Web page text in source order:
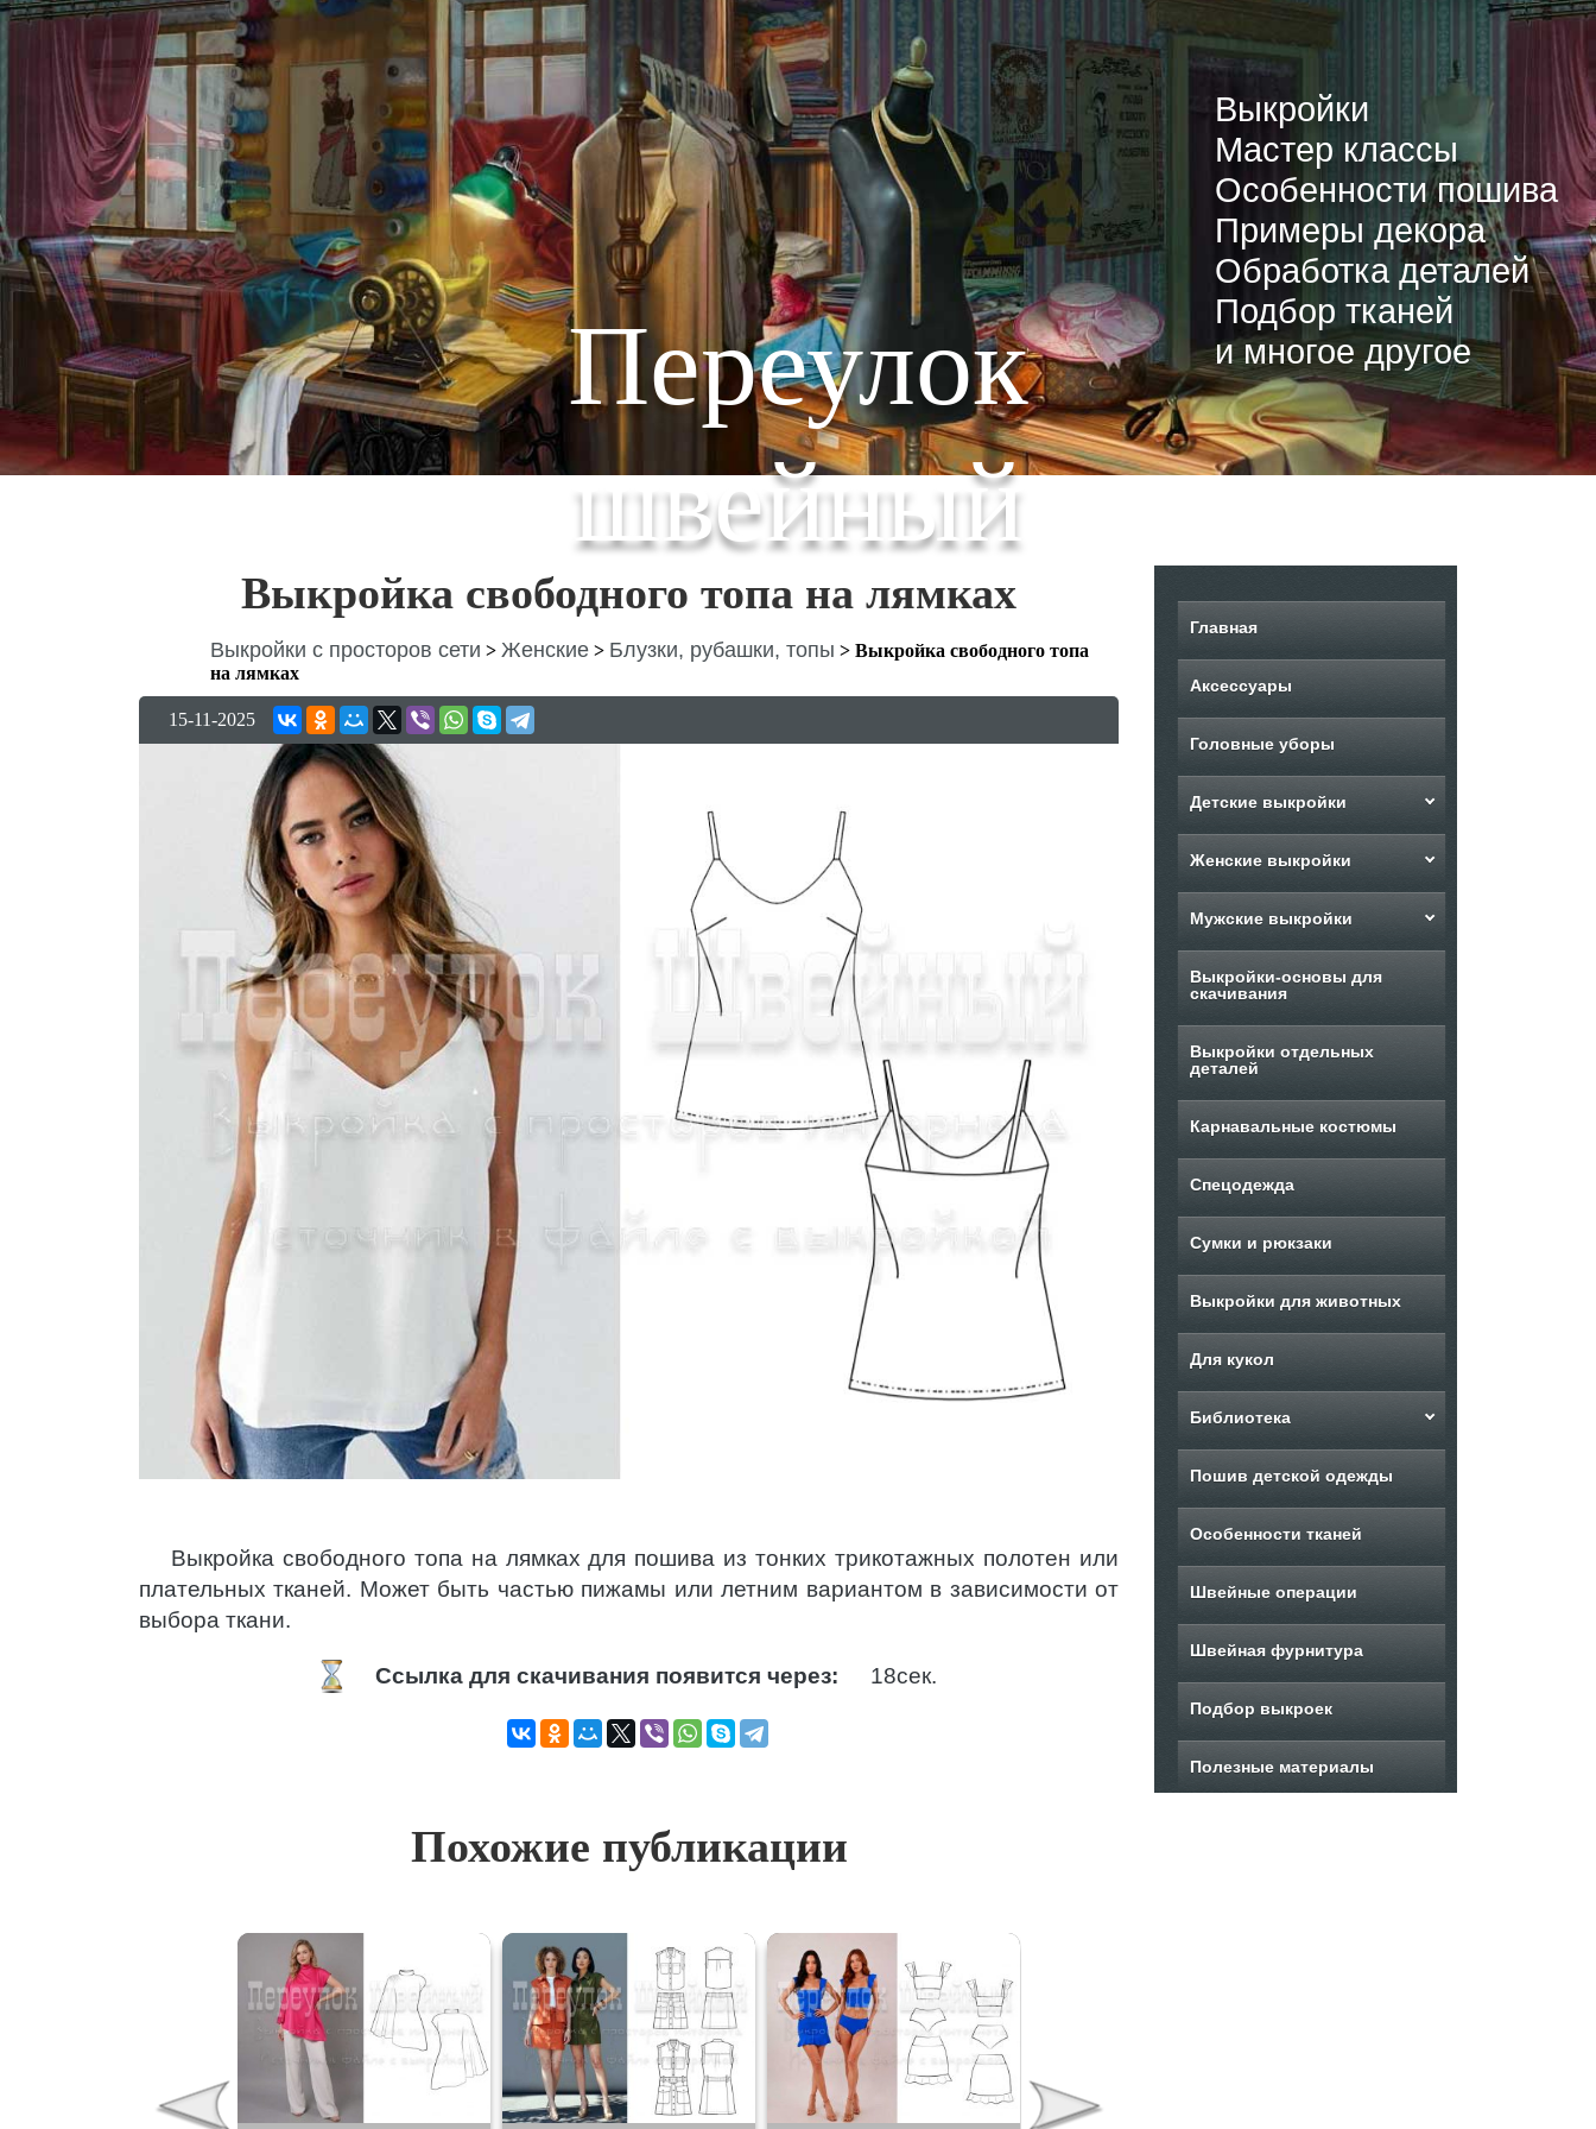
Переулок
швейный
Выкройки
Мастер классы
Особенности пошива
Примеры декора
Обработка деталей
Подбор тканей
и многое другое
Выкройка свободного топа на лямках
Выкройки с просторов сети > Женские > Блузки, рубашки, топы > Выкройка свободного топа
на лямках
15-11-2025
Выкройка свободного топа на лямках для пошива из тонких трикотажных полотен или
плательных тканей. Может быть частью пижамы или летним вариантом в зависимости от
выбора ткани.
Ссылка для скачивания появится через: 17сек.
Похожие публикации
Главная
Аксессуары
Головные уборы
Детские выкройки
Женские выкройки
Мужские выкройки
Выкройки-основы для
скачивания
Выкройки отдельных
деталей
Карнавальные костюмы
Спецодежда
Сумки и рюкзаки
Выкройки для животных
Для кукол
Библиотека
Пошив детской одежды
Особенности тканей
Швейные операции
Швейная фурнитура
Подбор выкроек
Полезные материалы